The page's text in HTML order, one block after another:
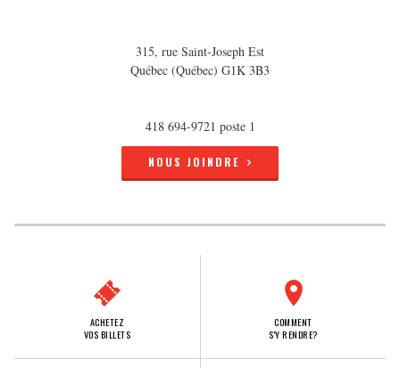
315, rue Saint-Joseph Est
Québec (Québec) G1K 3B3
418 694-9721 poste 1
NOUS JOINDRE
ACHETEZ
VOS BILLETS
COMMENT
S'Y RENDRE?